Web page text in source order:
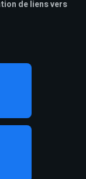
de liens vers